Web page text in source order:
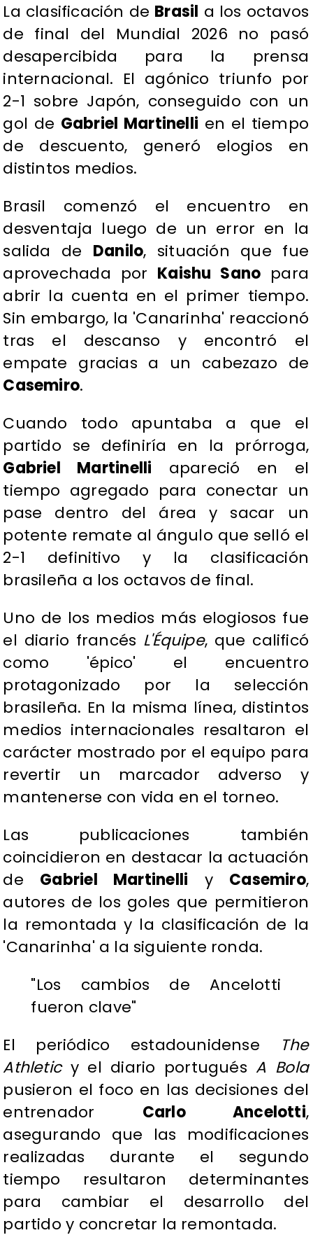
La clasificación de Brasil a los octavos
de final del Mundial 2026 no pasó
desapercibida para la prensa
internacional. El agónico triunfo por
2-1 sobre Japón, conseguido con un
gol de Gabriel Martinelli en el tiempo
de descuento, generó elogios en
distintos medios.
Brasil comenzó el encuentro en
desventaja luego de un error en la
salida de Danilo, situación que fue
aprovechada por Kaishu Sano para
abrir la cuenta en el primer tiempo.
Sin embargo, la 'Canarinha' reaccionó
tras el descanso y encontró el
empate gracias a un cabezazo de
Casemiro.
Cuando todo apuntaba a que el
partido se definiría en la prórroga,
Gabriel Martinelli apareció en el
tiempo agregado para conectar un
pase dentro del área y sacar un
potente remate al ángulo que selló el
2-1 definitivo y la clasificación
brasileña a los octavos de final.
Uno de los medios más elogiosos fue
el diario francés L'Équipe, que calificó
como 'épico' el encuentro
protagonizado por la selección
brasileña. En la misma línea, distintos
medios internacionales resaltaron el
carácter mostrado por el equipo para
revertir un marcador adverso y
mantenerse con vida en el torneo.
Las publicaciones también
coincidieron en destacar la actuación
de Gabriel Martinelli y Casemiro,
autores de los goles que permitieron
la remontada y la clasificación de la
'Canarinha' a la siguiente ronda.
"Los cambios de Ancelotti
fueron clave"
El periódico estadounidense
The
Athleticy el diario portugués A Bola
pusieron el foco en las decisiones del
entrenador Carlo Ancelotti,
asegurando que las modificaciones
realizadas durante el segundo
tiempo resultaron determinantes
para cambiar el desarrollo del
partido y concretar la remontada.